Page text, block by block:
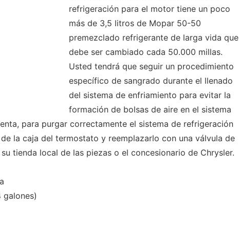
refrigeración para el motor tiene un poco
más de 3,5 litros de Mopar 50-50
premezclado refrigerante de larga vida que
debe ser cambiado cada 50.000 millas.
Usted tendrá que seguir un procedimiento
específico de sangrado durante el llenado
del sistema de enfriamiento para evitar la
formación de bolsas de aire en el sistema
para purgar correctamente el sistema de refrigeración
la caja del termostato y reemplazarlo con una válvula de
tienda local de las piezas o el concesionario de Chrysler.
galones)